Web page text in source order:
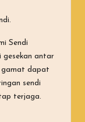
Sendi
gesekan antar
gamat dapat
sendi
terjaga.